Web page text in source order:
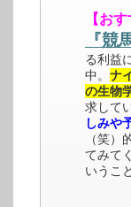
【お
『競
る利益
中。 ナ
の生物
求して
しみや
（笑）
てみて
いうこ